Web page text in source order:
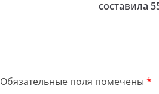
составила
Обязательные поля помечены *